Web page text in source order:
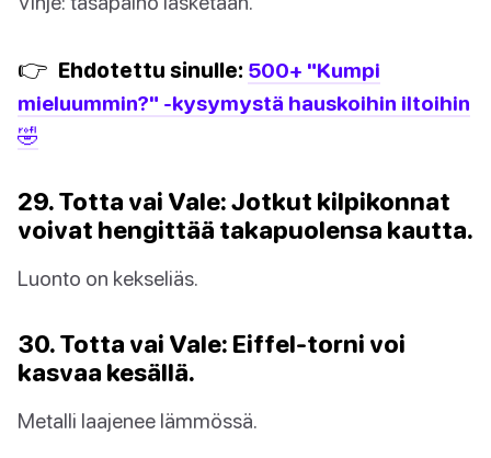
👉 Ehdotettu sinulle: 500+ "Kumpi
mieluummin?" -kysymystä hauskoihin iltoihin
🤣
29. Totta vai Vale: Jotkut kilpikonnat
voivat hengittää takapuolensa kautta.
Luonto on kekseliäs.
30. Totta vai Vale: Eiffel-torni voi
kasvaa kesällä.
Metalli laajenee lämmössä.